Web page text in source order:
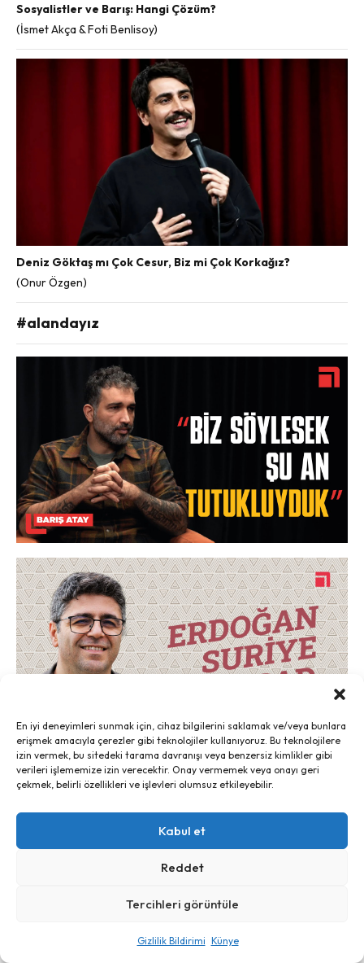
En iyi deneyimleri sunmak için, cihaz bilgilerini saklamak ve/veya bunlara
erişmek amacıyla çerezler gibi teknolojiler kullanıyoruz. Bu teknolojilere
izin vermek, bu sitedeki tarama davranışı veya benzersiz kimlikler gibi
verileri işlememize izin verecektir. Onay vermemek veya onayı geri
çekmek, belirli özellikleri ve işlevleri olumsuz etkileyebilir.
Kabul et
Reddet
Tercihleri görüntüle
Gizlilik Bildirimi Künye
Sosyalistler ve Barış: Hangi Çözüm?
(İsmet Akça & Foti Benlisoy)
Deniz Göktaş mı Çok Cesur, Biz mi Çok Korkağız?
(Onur Özgen)
#alandayız